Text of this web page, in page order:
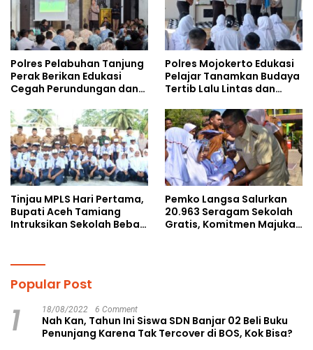
Polres Pelabuhan Tanjung
Perak Berikan Edukasi
Cegah Perundungan dan
kepada Pelajar MPLS
Polres Mojokerto Edukasi
Pelajar Tanamkan Budaya
Tertib Lalu Lintas dan
Tinjau MPLS Hari Pertama,
Bupati Aceh Tamiang
Intruksikan Sekolah Bebas
Pemko Langsa Salurkan
20.963 Seragam Sekolah
Gratis, Komitmen Majukan
Popular Post
1 18/08/2022 6 Comment
Nah Kan, Tahun Ini Siswa SDN Banjar 02 Beli Buku
Penunjang Karena Tak Tercover di BOS, Kok Bisa?